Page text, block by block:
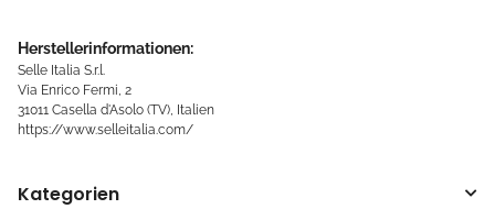
Herstellerinformationen:
Selle Italia S.r.l.
Via Enrico Fermi, 2
31011 Casella d'Asolo (TV), Italien
https://www.selleitalia.com/
Kategorien